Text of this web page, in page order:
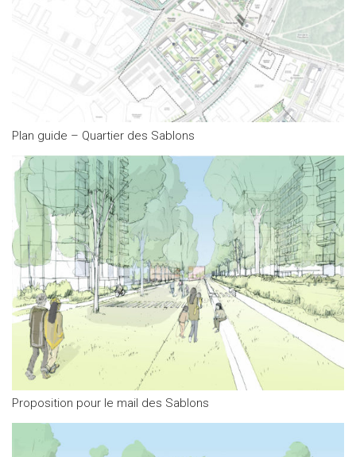
Plan guide – Quartier des Sablons
Proposition pour le mail des Sablons